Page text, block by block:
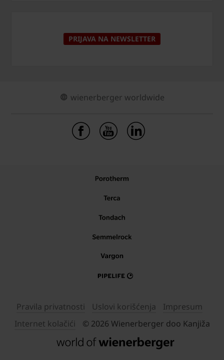
PRIJAVA NA NEWSLETTER
wienerberger worldwide
Pravila privatnosti Uslovi korišćenja
Impresum
Internet kolačići
© 2026 Wienerberger doo Kanjiža